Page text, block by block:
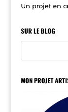
Un projet en
SUR LE BLOG
MON PROJET